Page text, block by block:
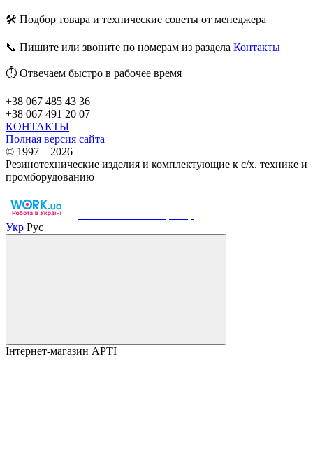
🛠️ Подбор товара и технические советы от менеджера
📞 Пишите или звоните по номерам из раздела Контакты
⏱️ Отвечаем быстро в рабочее время
+38 067 485 43 36
+38 067 491 20 07
КОНТАКТЫ
Полная версия сайта
© 1997—2026
Резинотехнические изделия и комплектующие к с/х. технике и
промборудованию
Укр Рус
Інтернет-магазин АРТІ